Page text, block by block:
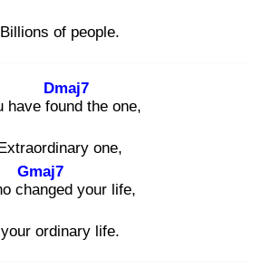
Billions of people.
have fou
Dmaj7
nd the one,
one,
cha
Gmaj7
nged your life,
your ordinary life.